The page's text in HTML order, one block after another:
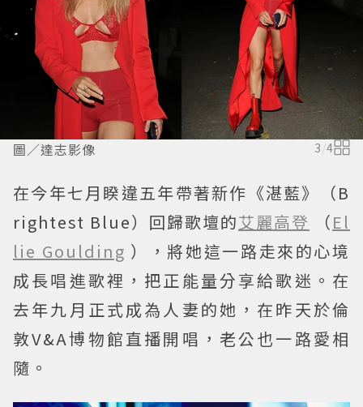
圖／達志影像 3 /4
在今年七月睽違五年帶著新作《湛藍》（B
rightest Blue）回歸歌壇的艾麗高登 （El
lie Goulding ），將她這一路走來的心境
成長唱進歌裡，把正能量分享給歌迷。在
去年九月正式成為人妻的她，在昨天於倫
敦V&A博物館直播開唱，老公也一路愛相
隨。